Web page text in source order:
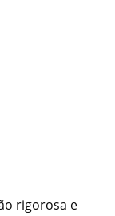
rigorosa e